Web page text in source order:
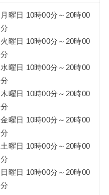
月曜日 10時00分～20時00
分
火曜日 10時00分～20時00
分
水曜日 10時00分～20時00
分
木曜日 10時00分～20時00
分
金曜日 10時00分～20時00
分
土曜日 10時00分～20時00
分
日曜日 10時00分～20時00
分